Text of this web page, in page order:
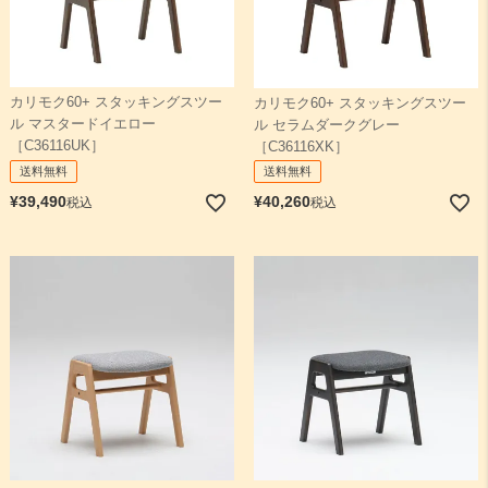
カリモク60+ スタッキングスツー
ル マスタードイエロー
［C36116UK］
送料無料
¥39,490税込
カリモク60+ スタッキングスツー
ル セラムダークグレー
［C36116XK］
送料無料
¥40,260税込